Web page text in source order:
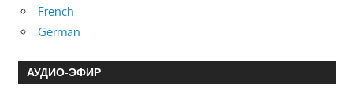
French
German
АУДИО-ЭФИР